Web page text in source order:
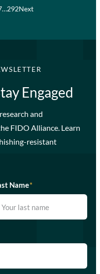
…292Next
Engaged
and
FIDO Alliance. Learn
resistant
Name*